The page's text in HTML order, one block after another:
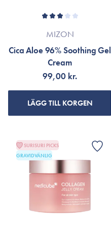
MIZON
Cica Aloe 96% Soothing Gel
Cream
99,00 kr.
LÄGG TILL KORGEN
SURISURI PICKS
GRAVIDVÄNLIG